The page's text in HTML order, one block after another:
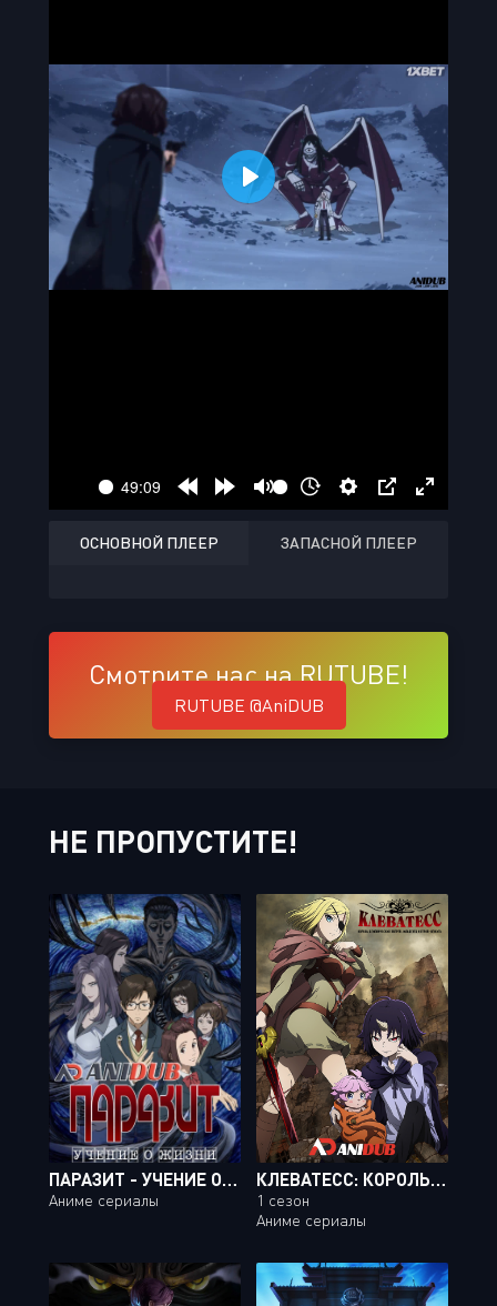
ОСНОВНОЙ ПЛЕЕР ЗАПАСНОЙ ПЛЕЕР
Смотрите нас на RUTUBE!
RUTUBE @AniDUB
НЕ ПРОПУСТИТЕ!
ПАРАЗИТ - УЧЕНИЕ О ЖИЗНИ / KISEIJUU: SEI NO KAKURITSU [24 ИЗ 24]
Аниме сериалы
КЛЕВАТЕСС: КОРОЛЬ ДЕМОНИЧЕСКИХ ЗВЕРЕЙ, МЛАДЕНЕЦ И ГЕРОЙ-НЕЖИТЬ
1 сезон
Аниме сериалы